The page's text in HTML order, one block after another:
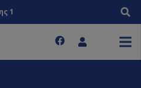
1